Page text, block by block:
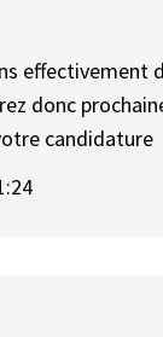
effectivement
donc
candidature